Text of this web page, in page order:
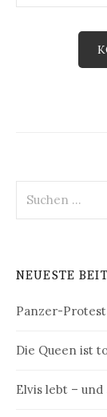
nach:
NEUESTE
Panzer-Protest
Die Queen ist
Elvis lebt –